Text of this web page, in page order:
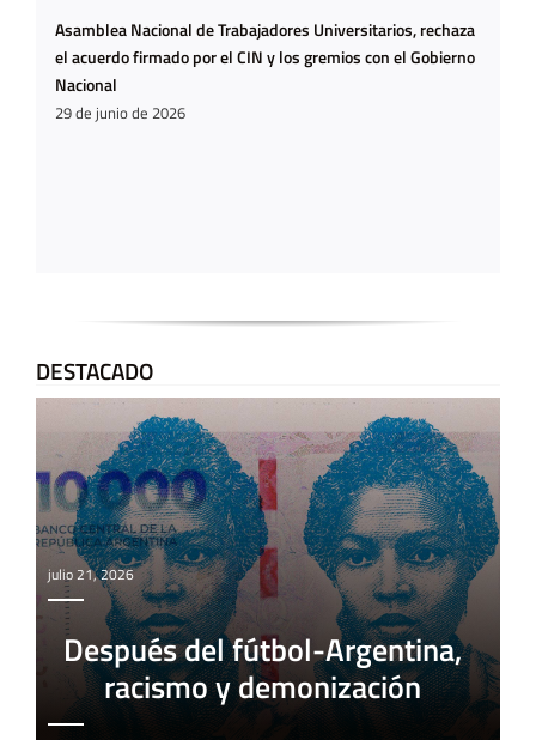
Asamblea Nacional de Trabajadores Universitarios, rechaza
el acuerdo firmado por el CIN y los gremios con el Gobierno
Nacional
29 de junio de 2026
DESTACADO
julio 21, 2026
Después del fútbol-Argentina,
racismo y demonización